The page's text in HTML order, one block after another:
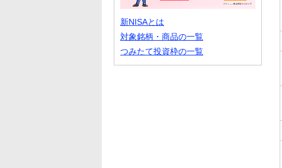
新NISAとは
対象銘柄・商品の一覧
つみたて投資枠の一覧